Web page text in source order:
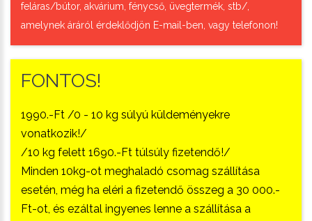
feláras/bútor, akvárium, fénycső, üvegtermék, stb/,
amelynek áráról érdeklődjön E-mail-ben, vagy telefonon!
FONTOS!
1990.-Ft /0 - 10 kg súlyú küldeményekre
vonatkozik!/
/10 kg felett 1690.-Ft túlsúly fizetendő!/
Minden 10kg-ot meghaladó csomag szállítása
esetén, még ha eléri a fizetendő összeg a 30 000.-
Ft-ot, és ezáltal ingyenes lenne a szállítása a